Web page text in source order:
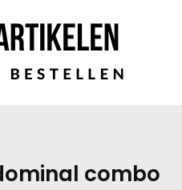
combo